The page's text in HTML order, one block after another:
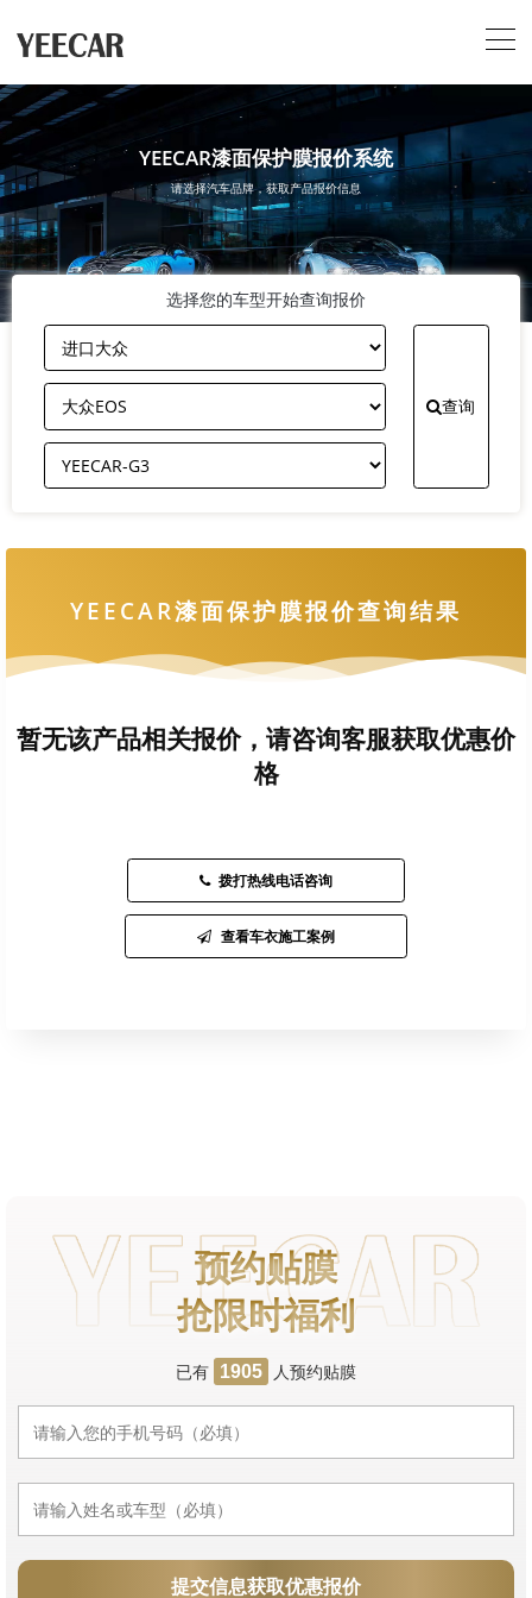
YEECAR漆面保护膜报价系统
请选择汽车品牌，获取产品报价信息
选择您的车型开始查询报价
查询
YEECAR漆面保护膜报价查询结果
暂无该产品相关报价，请咨询客服获取优惠价
格
拨打热线电话咨询
查看车衣施工案例
预约贴膜
抢限时福利
已有 1905 人预约贴膜
提交信息获取优惠报价